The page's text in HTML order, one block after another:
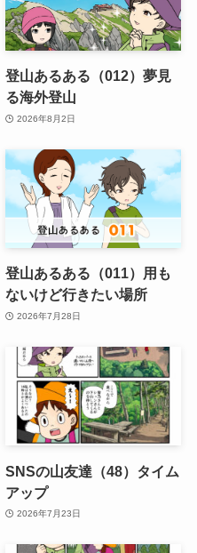
登山あるある（012）夢見
る海外登山
2026年8月2日
登山あるある（011）用も
ないけど行きたい場所
2026年7月28日
SNSの山友達（48）タイム
アップ
2026年7月23日